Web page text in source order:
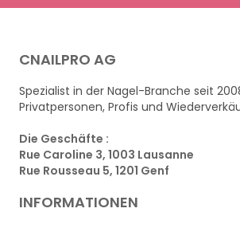
CNAILPRO AG
Spezialist in der Nagel-Branche seit
Privatpersonen, Profis und
Die Geschäfte :
Rue Caroline 3, 1003 Lausanne
Rue Rousseau 5, 1201 Genf
INFORMATIONEN